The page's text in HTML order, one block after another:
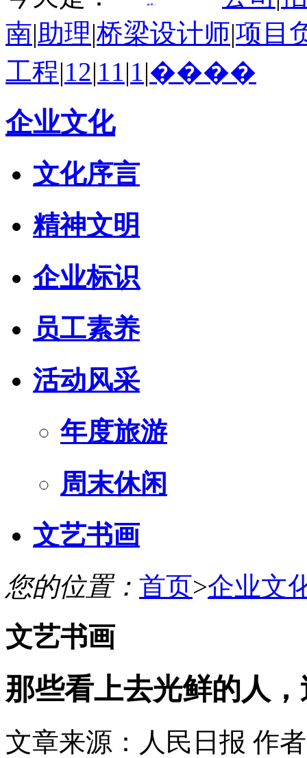
南|助理|桥梁设计师|项目
工程|12|11|1|����
企业文化
文化序言
精神文明
企业标识
员工素养
活动风采
年度旅游
周末休闲
文艺书画
您的位置： 首页>企业文
文艺书画
那些看上去光鲜的人
文章来源：人民日报 作